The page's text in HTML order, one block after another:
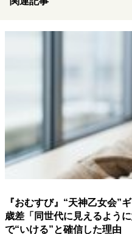
『おむすび』“天神乙女会”
歳差「同世代に見えるよう
で“いける”と確信した理由